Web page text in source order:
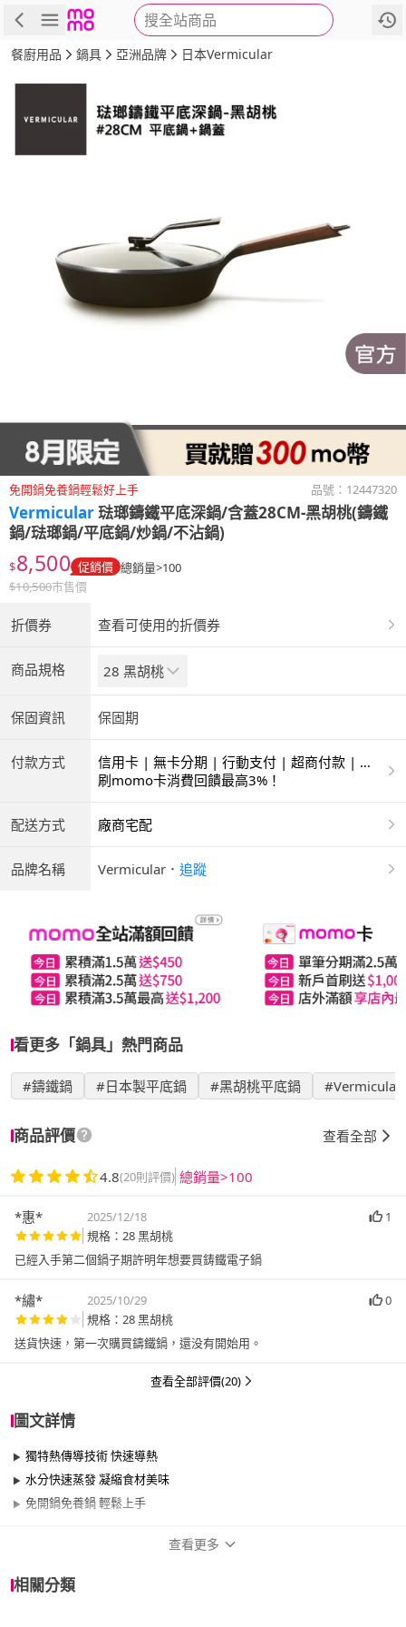
搜全站商品
商品 評價 詳情
餐廚用品 鍋具 亞洲品牌 日本Vermicular
免開鍋免養鍋輕鬆好上手 品號： 12447320
Vermicular琺瑯鑄鐵平底深鍋/含蓋28CM-黑胡桃(鑄鐵
鍋/琺瑯鍋/平底鍋/炒鍋/不沾鍋)
$8,500 促銷價 總銷量>100
$10,500市售價
折價券 查看可使用的折價券
商品規格 28 黑胡桃
保固資訊 保固期
付款方式
信用卡 | 無卡分期 | 行動支付 | 超商付款 | 銀
聯卡
刷momo卡消費回饋最高3%！
配送方式 廠商宅配
品牌名稱 Vermicular ． 追蹤
看更多「鍋具」熱門商品
#鑄鐵鍋 #日本製平底鍋 #黑胡桃平底鍋 #Vermicular
商品評價 查看全部
4.8(20則評價) 總銷量>100
*惠* 2025/12/18
1
規格：28 黑胡桃
已經入手第二個鍋子期許明年想要買鋳鐵電子鍋
*繡* 2025/10/29
0
規格：28 黑胡桃
送貨快速，第一次購買鑄鐵鍋，還没有開始用。
查看全部評價(20)
圖文詳情
獨特熱傳導技術 快速導熱
水分快速蒸發 凝縮食材美味
免開鍋免養鍋 輕鬆上手
查看更多
相關分類